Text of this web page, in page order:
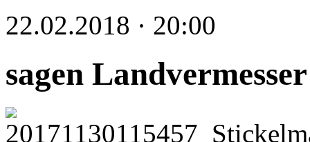
22.02.2018 · 20:00
sagen Landvermesser